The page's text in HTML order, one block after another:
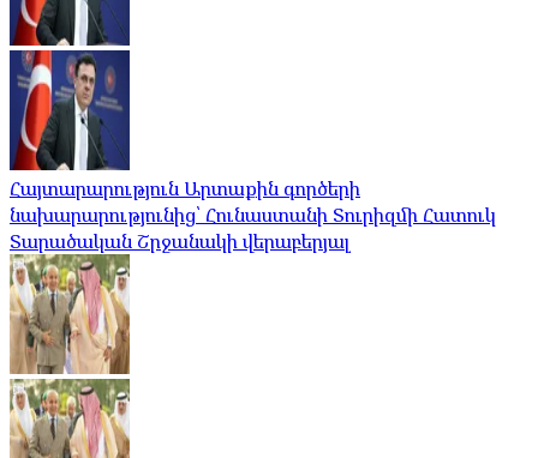
Հայտարարություն Արտաքին գործերի
նախարարությունից՝ Հունաստանի Տուրիզմի Հատուկ
Տարածական Շրջանակի վերաբերյալ